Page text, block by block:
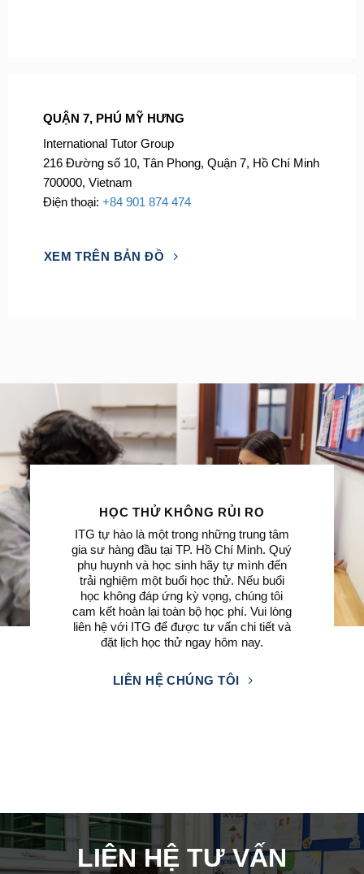
QUẬN 7, PHÚ MỸ HƯNG
International Tutor Group
216 Đường số 10, Tân Phong, Quận 7, Hồ Chí Minh
700000, Vietnam
Điện thoại: +84 901 874 474
XEM TRÊN BẢN ĐỒ
HỌC THỬ KHÔNG RỦI RO
ITG tự hào là một trong những trung tâm
gia sư hàng đầu tại TP. Hồ Chí Minh. Quý
phụ huynh và học sinh hãy tự mình đến
trải nghiệm một buổi học thử. Nếu buổi
học không đáp ứng kỳ vọng, chúng tôi
cam kết hoàn lại toàn bộ học phí. Vui lòng
liên hệ với ITG để được tư vấn chi tiết và
đặt lịch học thử ngay hôm nay.
LIÊN HỆ CHÚNG TÔI
LIÊN HỆ TƯ VẤN